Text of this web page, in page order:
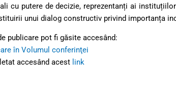
cu putere de decizie, reprezentanți ai
unui dialog constructiv privind importanța
publicare pot fi găsite accesând:
în Volumul conferinţei
accesând acest link